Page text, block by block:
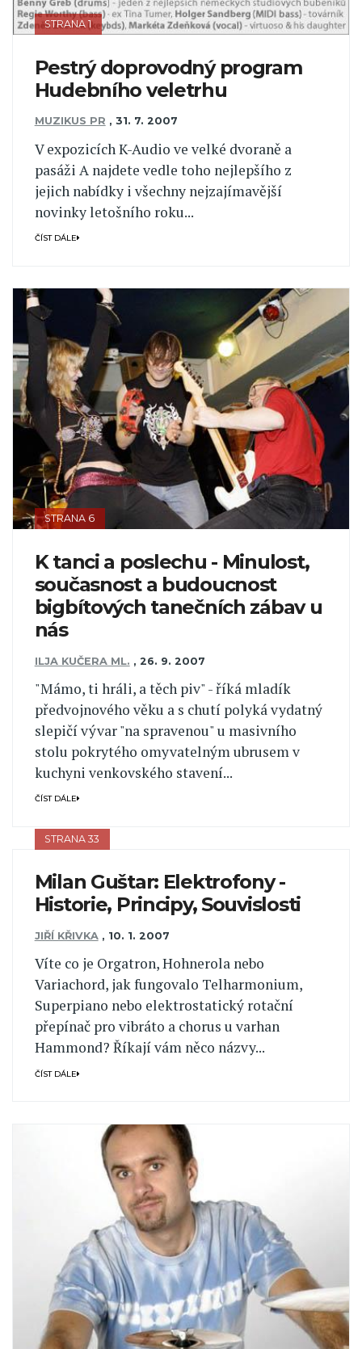
STRANA 1
Pestrý doprovodný program
Hudebního veletrhu
MUZIKUS PR , 31. 7. 2007
V expozicích K-Audio ve velké dvoraně a
pasáži A najdete vedle toho nejlepšího z
jejich nabídky i všechny nejzajímavější
novinky letošního roku...
ČÍST DÁLE
STRANA 6
K tanci a poslechu - Minulost,
současnost a budoucnost
bigbítových tanečních zábav u
nás
ILJA KUČERA ML. , 26. 9. 2007
"Mámo, ti hráli, a těch piv" - říká mladík
předvojnového věku a s chutí polyká vydatný
slepičí vývar "na spravenou" u masivního
stolu pokrytého omyvatelným ubrusem v
kuchyni venkovského stavení...
ČÍST DÁLE
STRANA 33
Milan Guštar: Elektrofony -
Historie, Principy, Souvislosti
JIŘÍ KŘIVKA , 10. 1. 2007
Víte co je Orgatron, Hohnerola nebo
Variachord, jak fungovalo Telharmonium,
Superpiano nebo elektrostatický rotační
přepínač pro vibráto a chorus u varhan
Hammond? Říkají vám něco názvy...
ČÍST DÁLE